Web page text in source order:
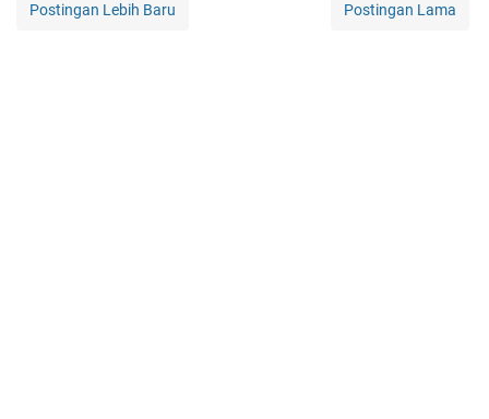
Postingan Lebih Baru Postingan Lama